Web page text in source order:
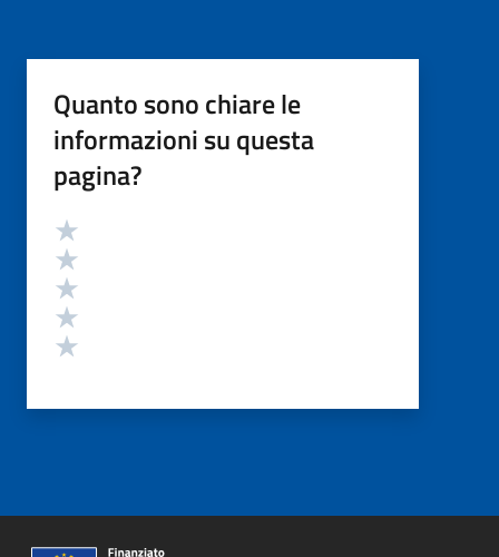
Quanto sono chiare le
informazioni su questa
pagina?
Valutazione